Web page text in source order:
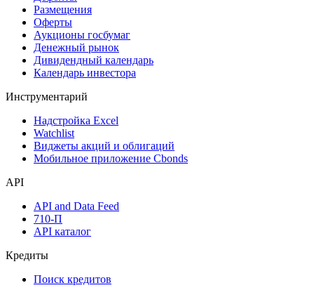
Размещения
Оферты
Аукционы госбумаг
Денежный рынок
Дивидендный календарь
Календарь инвестора
Инструментарий
Надстройка Excel
Watchlist
Виджеты акций и облигаций
Мобильное приложение Cbonds
API
API and Data Feed
710-П
API каталог
Кредиты
Поиск кредитов